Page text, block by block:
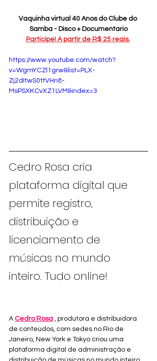
Vaquinha virtual 40 Anos do Clube do
Samba - Disco + Documentario
Participe! A partir de R$ 25 reais.
https://www.youtube.com/watch?
v=WgmYCZl1grw&list=PLX-
Zj2dItwS0ttVHn8-
MsPSXKCvXZ1LVM&index=3
Cedro Rosa cria
plataforma digital que
permite registro,
distribuição e
licenciamento de
músicas no mundo
inteiro. Tudo online!
A Cedro Rosa , produtora e distribuidora
de conteúdos, com sedes no Rio de
Janeiro, New York e Tokyo criou uma
plataforma digital de administração e